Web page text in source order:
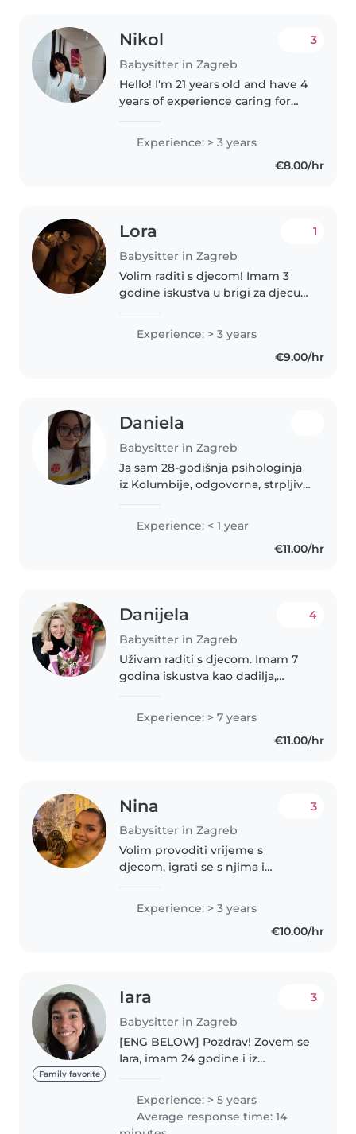
Nikol
Babysitter in Zagreb
3
Hello! I'm 21 years old and have 4
years of experience caring for
newborns to teenagers. I
worked full-time for two families
in Germany, including caring..
Experience: > 3 years
€8.00/hr
Lora
Babysitter in Zagreb
1
Volim raditi s djecom! Imam 3
godine iskustva u brigi za djecu
tinejdžerskog uzrasta. Trenutno
idem u srednju školu. Uživam u
Experience: > 3 years
€9.00/hr
Daniela
Babysitter in Zagreb
Ja sam 28-godišnja psihologinja
iz Kolumbije, odgovorna, strpljiva
Nastojim stvoriti sigurno, brižno i
ugodno okruženje u kojem se
Experience: < 1 year
€11.00/hr
Danijela
Babysitter in Zagreb
4
Uživam raditi s djecom. Imam 7
godina iskustva kao dadilja,
posjedujem svoje vozilo i
vozačku dozvolu. Smatram se
Experience: > 7 years
€11.00/hr
Nina
Babysitter in Zagreb
3
Volim provoditi vrijeme s
djecom, igrati se s njima i
kreativan način uvijek nastojim
stvoriti sigurno i zabavno
okruženje. Ako tražite nekoga
Experience: > 3 years
€10.00/hr
Family favorite
Iara
Babysitter in Zagreb
3
[ENG BELOW] Pozdrav! Zovem se
Iara, imam 24 godine i iz
živim u Hrvatskoj i trenutno učim
hrvatski jezik. Imam iskustvo
rada kao dadilja u Argentini..
Experience: > 5 years
Average response time: 14